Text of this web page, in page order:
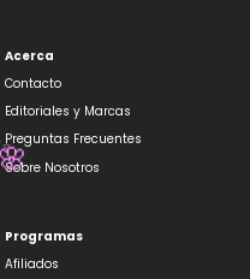
Acerca
Contacto
Editoriales y Marcas
Preguntas Frecuentes
Sobre Nosotros
Programas
Afiliados
✨